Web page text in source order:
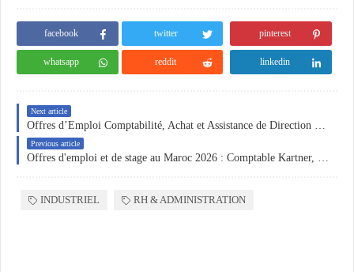
facebook twitter pinterest
whatsapp reddit linkedin
Next article
Previous article
INDUSTRIEL RH & ADMINISTRATION